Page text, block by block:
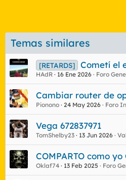
Temas similares
[RETARDS] Cometí el
HAdR 16 Ene 2026 Foro
Cambiar router de
Pionono 24 May 2026 Foro
Vega 672837971
TomShelby23 13 Jun 2026
COMPARTO como
Oklaf74 13 Feb 2025 Foro